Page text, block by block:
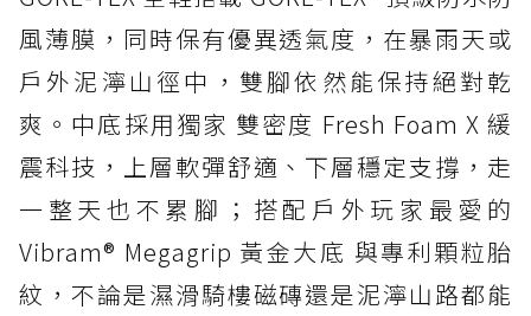
風薄膜，同時保有優異透氣度，在暴雨天或
戶外泥濘山徑中，雙腳依然能保持絕對乾
爽。中底採用獨家 雙密度 Fresh Foam X 緩
震科技，上層軟彈舒適、下層穩定支撐，走
一整天也不累腳；搭配戶外玩家最愛的
Vibram® Megagrip 黃金大底 與專利顆粒胎
紋，不論是濕滑騎樓磁磚還是泥濘山路都能